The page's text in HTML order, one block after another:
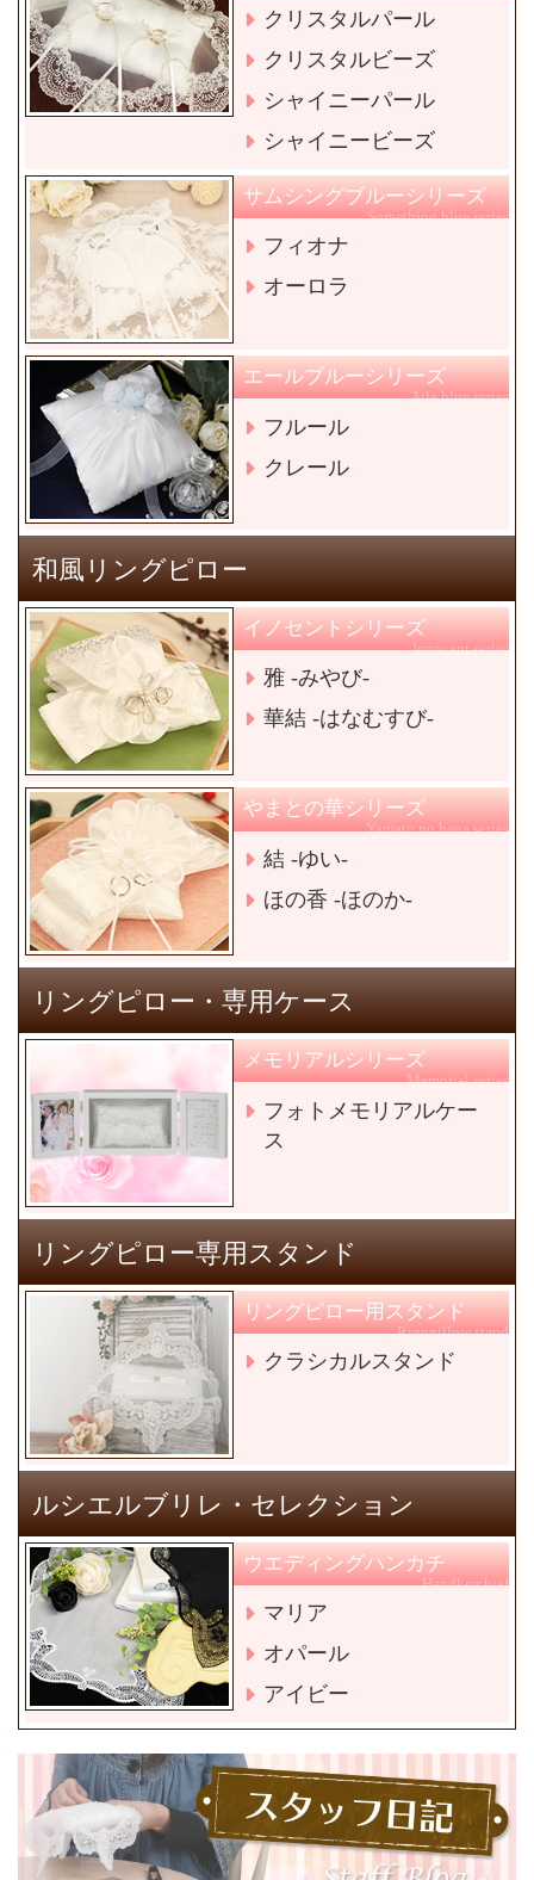
クリスタルパール
クリスタルビーズ
シャイニーパール
シャイニービーズ
サムシングブルーシリーズ
Something blue series
フィオナ
オーロラ
エールブルーシリーズ
Aile blue series
フルール
クレール
和風リングピロー
イノセントシリーズ
Innocent series
雅 -みやび-
華結 -はなむすび-
やまとの華シリーズ
Yamato no hana series
結 -ゆい-
ほの香 -ほのか-
リングピロー・専用ケース
メモリアルシリーズ
Memorial series
フォトメモリアルケー
ス
リングピロー専用スタンド
リングピロー用スタンド
Ringpillow stand
クラシカルスタンド
ルシエルブリレ・セレクション
ウエディングハンカチ
Handkerchief
マリア
オパール
アイビー